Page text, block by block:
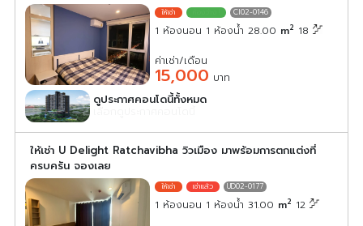
CI02-0146
1 ห้องนอน 1 ห้องน้ำ 28.00 m2 18
ค่าเช่า/เดือน
15,000 บาท
ดูประกาศคอนโดนี้ทั้งหมด
เลือกดูประกาศคอนโดนี้
ให้เช่า U Delight Ratchavibha วิวเมือง มาพร้อมการตกแต่งที่
ครบครัน จองเลย
UD02-0177
1 ห้องนอน 1 ห้องน้ำ 31.00 m2 12